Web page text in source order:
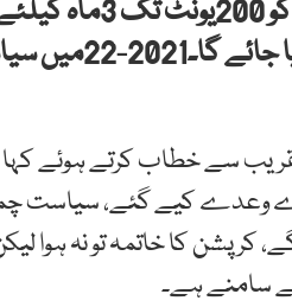
روپے سے 92فیصد
سے خطاب کرتے ہوئے
وعدے کیے گئے، سیاست
کریں گے، کرپشن کا خاتمہ تو نہ
سامنے ہے۔